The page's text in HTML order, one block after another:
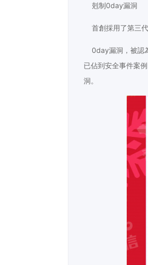
剋制0day漏洞
首創採用了第三
0day漏洞，被認
已佔到安全事件案
洞。